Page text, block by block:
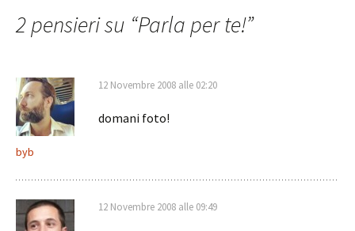
articolo
2 pensieri su “Parla per te!”
byb
12 Novembre 2008 alle 02:20
domani foto!
12 Novembre 2008 alle 09:49